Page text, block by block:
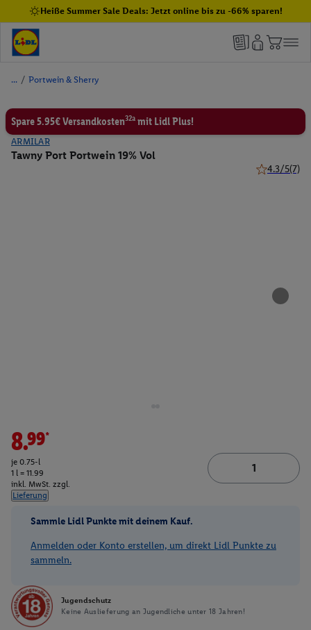
Heiße Summer Sale Deals: Jetzt online bis zu -66% sparen!
/ Portwein & Sherry
Spare 5.95€ Versandkosten32a mit Lidl Plus!
ARMILAR
Tawny Port Portwein 19% Vol
4.3/5(7)
8.99*
je 0.75-l
1 l = 11.99
inkl. MwSt. zzgl.
Lieferung
Sammle Lidl Punkte mit deinem Kauf.
Anmelden oder Konto erstellen, um direkt Lidl Punkte zu
sammeln.
Jugendschutz
Keine Auslieferung an Jugendliche unter 18 Jahren!